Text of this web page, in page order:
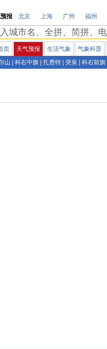
报
北京 上海 广州 福州
页 天气预报 生活气象 气象科普
山 科右中旗 扎赉特 突泉 科右前旗